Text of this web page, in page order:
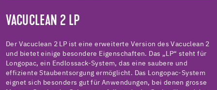
VACUCLEAN 2 LP
Der Vacuclean 2 LP ist eine erweiterte Version des Vacuclean 2
und bietet einige besondere Eigenschaften. Das „LP“ steht für
Longopac, ein Endlossack-System, das eine saubere und
effiziente Staubentsorgung ermöglicht. Das Longopac-System
eignet sich besonders gut für Anwendungen, bei denen grosse